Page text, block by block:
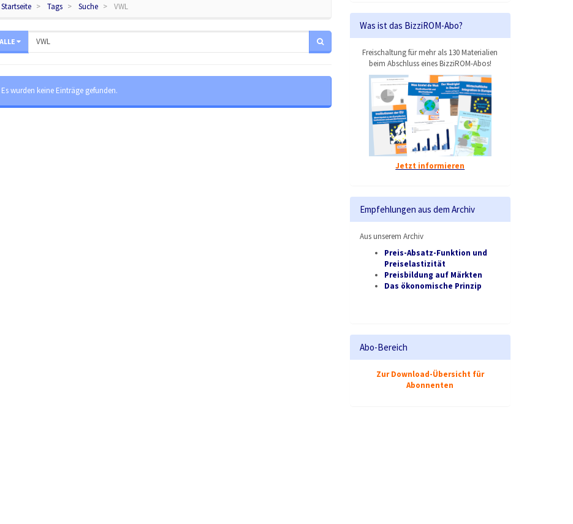
Startseite Tags Suche VWL
ALLE
Es wurden keine Einträge gefunden.
Was ist das BizziROM-Abo?
Freischaltung für mehr als 130 Materialien
beim Abschluss eines BizziROM-Abos!
Jetzt informieren
Empfehlungen aus dem Archiv
Aus unserem Archiv
Preis-Absatz-Funktion und
Preiselastizität
Preisbildung auf Märkten
Das ökonomische Prinzip
Abo-Bereich
Zur Download-Übersicht für
Abonnenten